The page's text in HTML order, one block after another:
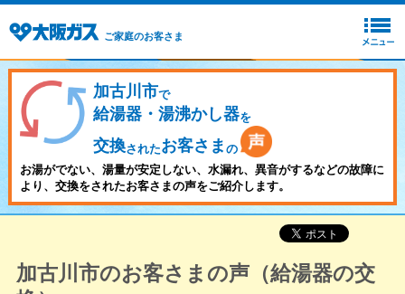
ご家庭のお客さま
加古川市で
給湯器・湯沸かし器を
交換されたお客さま の
お湯がでない、湯量が安定しない、水漏れ、異音がするなどの故障に
より、交換をされたお客さまの声をご紹介します。
加古川市のお客さまの声（給湯器の交